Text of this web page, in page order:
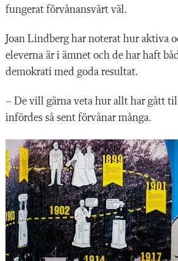
fungerat förvånansvärt väl.
Joan Lindberg har noterat hur aktiva
eleverna är i ämnet och de har haft
demokrati med goda resultat.
– De vill gärna veta hur allt har gått
infördes så sent förvånar många.